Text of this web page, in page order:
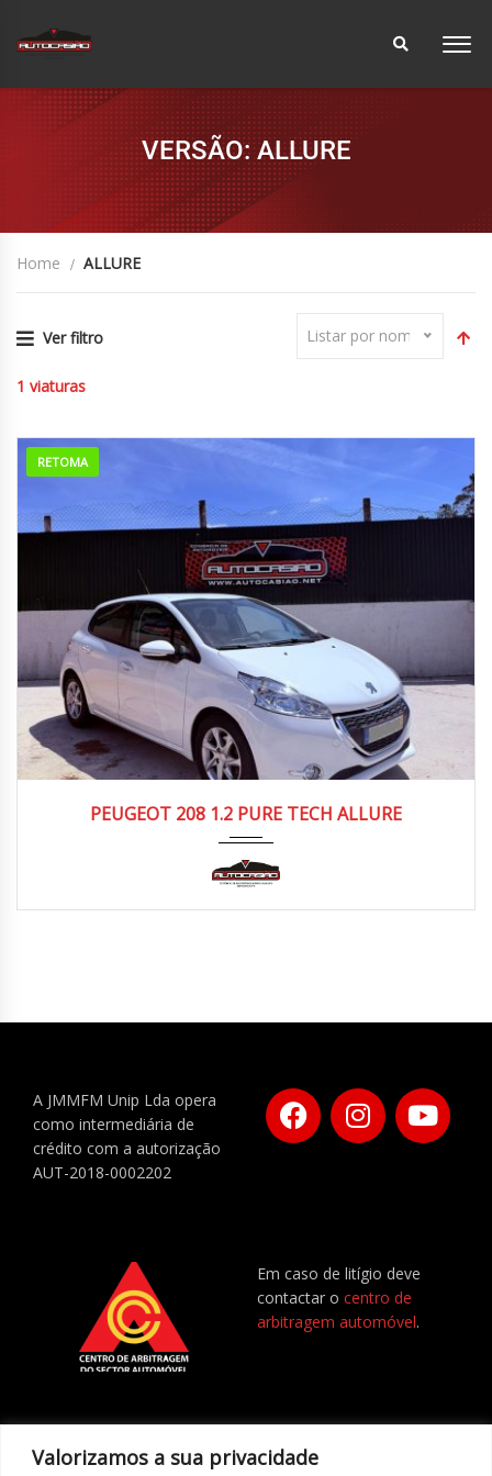
Valorizamos a sua privacidade
VERSÃO: ALLURE
Home ALLURE
Ver filtro Listar por nome
1 viaturas
RETOMA
PEUGEOT 208 1.2 PURE TECH ALLURE
A JMMFM Unip Lda opera
como intermediária de
crédito com a autorização
AUT-2018-0002202
Em caso de litígio deve
contactar o centro de
arbitragem automóvel.